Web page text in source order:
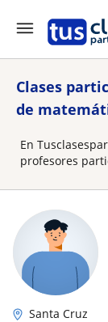
Clases
de
En
profesores
Santa Cruz